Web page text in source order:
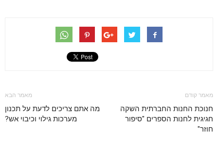
מאמר קודם
חנוכת החנות החברתית השקה
חגיגית לחנות הספרים "סיפור
חוזר"
מאמר הבא
מה אתם צריכים לדעת על תכנון
מערכות גילוי וכיבוי אש?